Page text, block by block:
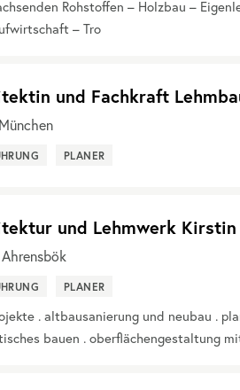
Rohstoffen – Holzbau –
– Tro
und Fachkraft
München
PLANER
und Lehmwerk
Ahrensbök
PLANER
. altbausanierung und neubau .
bauen . oberflächengestaltung